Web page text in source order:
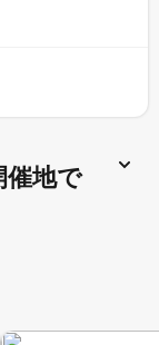
催地で